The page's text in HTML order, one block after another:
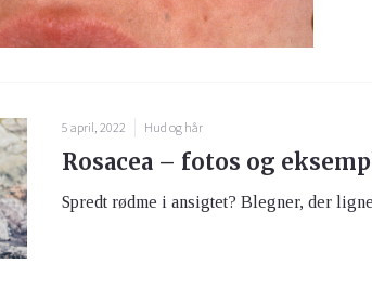
5 april, 2022 Hud og hår
Rosacea – fotos og
Spredt rødme i ansigtet? Blegner, der